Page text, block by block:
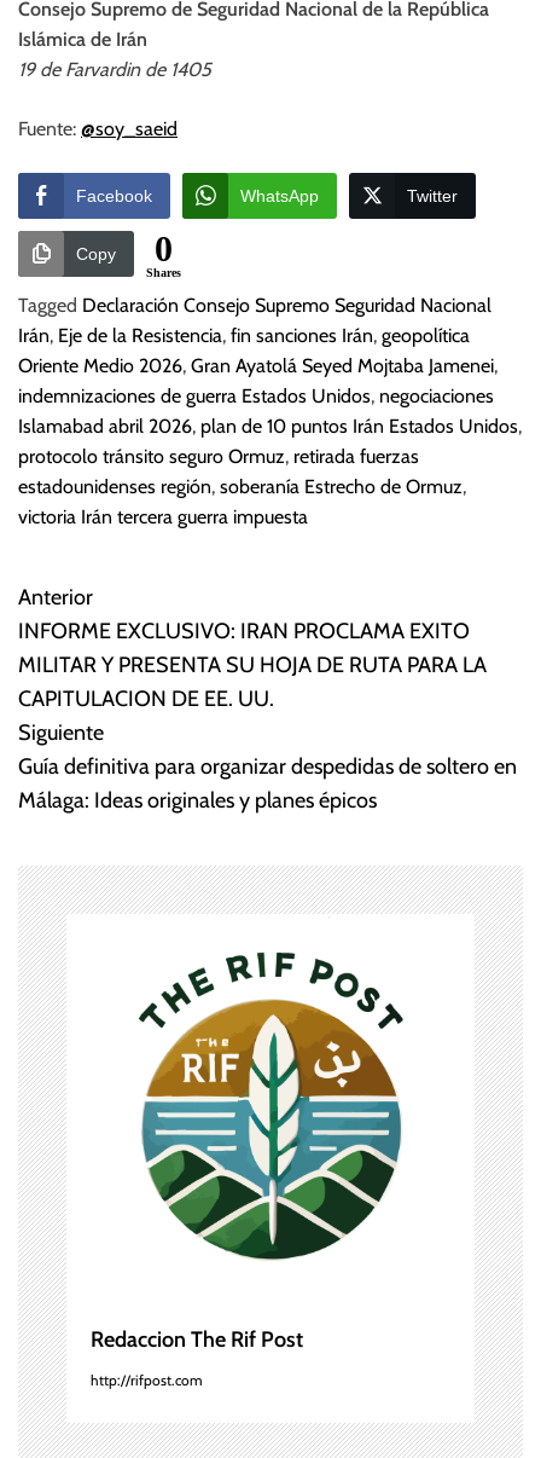
Consejo Supremo de Seguridad Nacional de la República
Islámica de Irán
19 de Farvardin de 1405
Fuente: @soy_saeid
Facebook WhatsApp Twitter
Copy 0
Shares
Tagged Declaración Consejo Supremo Seguridad Nacional
Irán, Eje de la Resistencia, fin sanciones Irán, geopolítica
Oriente Medio 2026, Gran Ayatolá Seyed Mojtaba Jamenei,
indemnizaciones de guerra Estados Unidos, negociaciones
Islamabad abril 2026, plan de 10 puntos Irán Estados Unidos,
protocolo tránsito seguro Ormuz, retirada fuerzas
estadounidenses región, soberanía Estrecho de Ormuz,
victoria Irán tercera guerra impuesta
N
a
v
e
g
a
c
i
ó
n
d
e
e
n
t
r
a
Anterior
INFORME EXCLUSIVO: IRAN PROCLAMA EXITO
MILITAR Y PRESENTA SU HOJA DE RUTA PARA LA
CAPITULACION DE EE. UU.
Siguiente
Guía definitiva para organizar despedidas de soltero en
Málaga: Ideas originales y planes épicos
Redaccion The Rif Post
http://rifpost.com